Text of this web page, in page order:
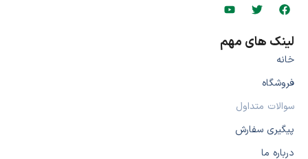
لینک های مهم
خانه
فروشگاه
سوالات متداول
پیگیری سفارش
درباره ما